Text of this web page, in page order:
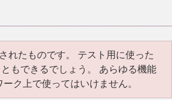
れたものです。 テスト用に使った
もできるでしょう。 あらゆる機能
ク上で使ってはいけません。